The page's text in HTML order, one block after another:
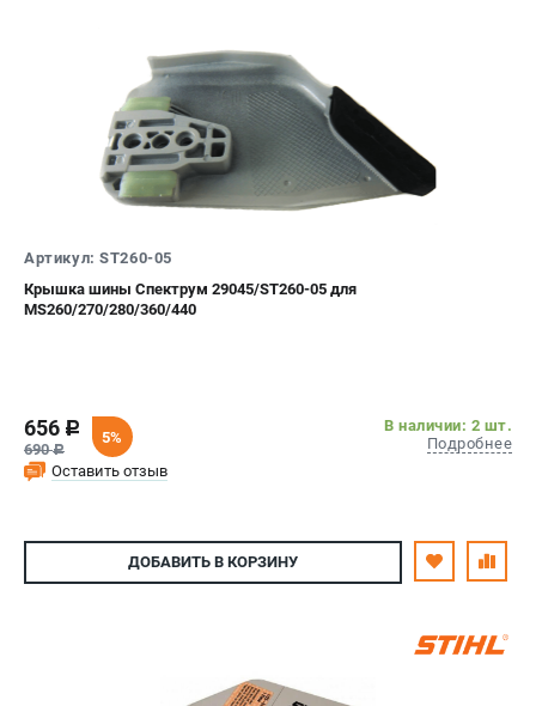
ТЕЛЕФОН (САНКТ-ПЕТЕРБУРГ)
+7 (812) 603-41-27
Информация размещённая на сайте не является публичной
офертой.
8 (812) 318-40-26
8 (800) 550-70-46
Режим работы колл-центра:
вс - выходной
ЗАКАЗ ЗАПЧАСТЕЙ
Артикул: ST260-05
Крышка шины Спектрум 29045/ST260-05 для
MS260/270/280/360/440
656 c
690c
5%
В наличии: 2 шт.
Подробнее
Оставить отзыв
ДОБАВИТЬ В КОРЗИНУ